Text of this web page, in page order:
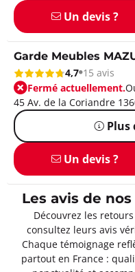
Un devis ?
Garde Meubles
4,7 15 avis
Fermé actuellement.
45 Av. de la Coriandre
Un devis ?
Les avis de
Découvrez les
consultez leurs avis
Chaque témoignage
partout en France :